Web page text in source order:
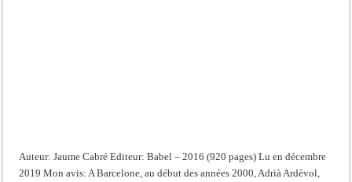
Auteur: Jaume Cabré Editeur: Babel – 2016 (920 pages) Lu en décembre
2019 Mon avis: A Barcelone, au début des années 2000, Adrià Ardèvol,